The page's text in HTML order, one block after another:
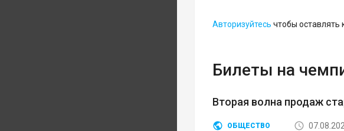
Авторизуйтесь чтобы оставлять
Билеты на
Вторая волна продаж
ОБЩЕСТВО